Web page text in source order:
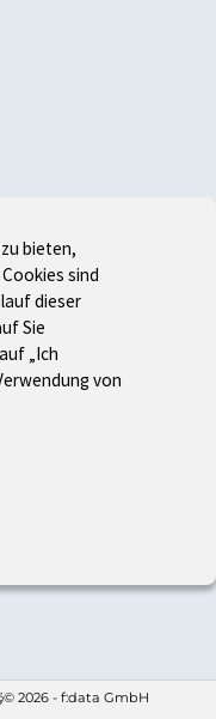
© 2026 - f:data GmbH
bieten,
sind
dieser
Sie
„Ich
von